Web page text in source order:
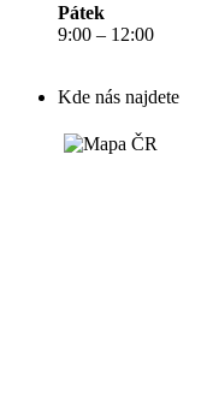
Pátek
9:00 – 12:00
Kde nás najdete